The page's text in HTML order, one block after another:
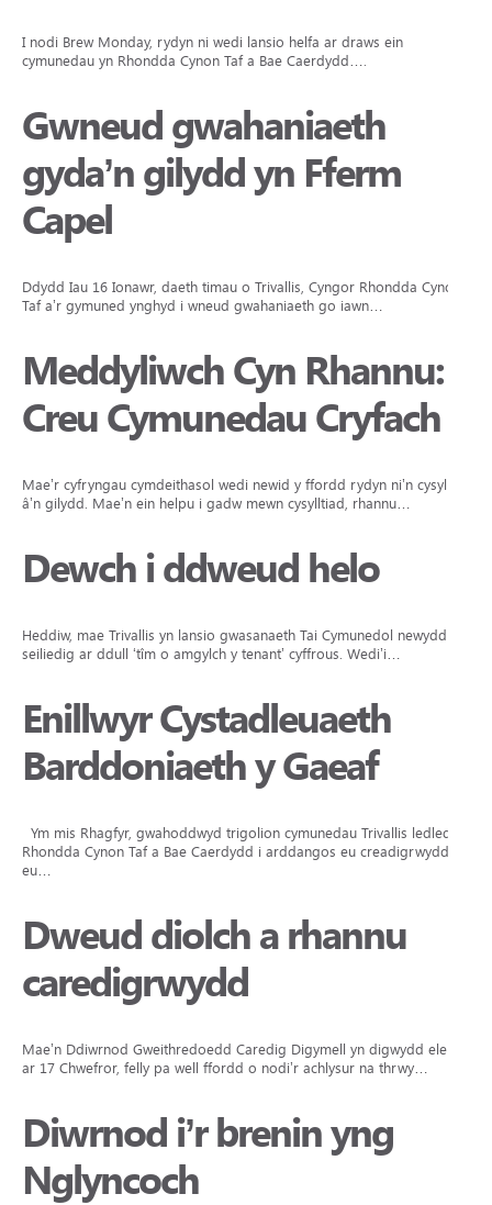
I nodi Brew Monday, rydyn ni wedi lansio helfa ar draws ein
cymunedau yn Rhondda Cynon Taf a Bae Caerdydd….
Gwneud gwahaniaeth
gyda’n gilydd yn Fferm
Capel
Ddydd Iau 16 Ionawr, daeth timau o Trivallis, Cyngor Rhondda Cynon
Taf a’r gymuned ynghyd i wneud gwahaniaeth go iawn…
Meddyliwch Cyn Rhannu:
Creu Cymunedau Cryfach
Mae’r cyfryngau cymdeithasol wedi newid y ffordd rydyn ni’n cysylltu
â’n gilydd. Mae’n ein helpu i gadw mewn cysylltiad, rhannu…
Dewch i ddweud helo
Heddiw, mae Trivallis yn lansio gwasanaeth Tai Cymunedol newydd yn
seiliedig ar ddull ‘tîm o amgylch y tenant’ cyffrous. Wedi’i…
Enillwyr Cystadleuaeth
Barddoniaeth y Gaeaf
Ym mis Rhagfyr, gwahoddwyd trigolion cymunedau Trivallis ledled
Rhondda Cynon Taf a Bae Caerdydd i arddangos eu creadigrwydd,
eu…
Dweud diolch a rhannu
caredigrwydd
Mae’n Ddiwrnod Gweithredoedd Caredig Digymell yn digwydd eleni
ar 17 Chwefror, felly pa well ffordd o nodi’r achlysur na thrwy…
Diwrnod i’r brenin yng
Nglyncoch